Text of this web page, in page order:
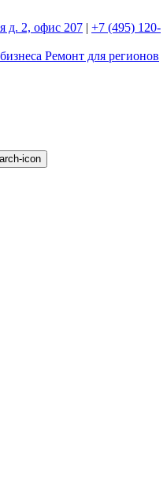
д. 2, офис 207 | +7 (495) 120-
Ремонт для регионов